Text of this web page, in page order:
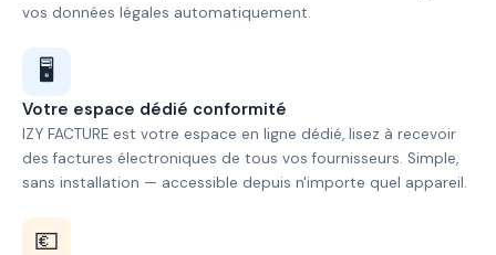
vos données légales automatiquement.
🖥️
Votre espace dédié conformité
IZY FACTURE est votre espace en ligne dédié, lisez à recevoir
des factures électroniques de tous vos fournisseurs. Simple,
sans installation — accessible depuis n'importe quel appareil.
💶